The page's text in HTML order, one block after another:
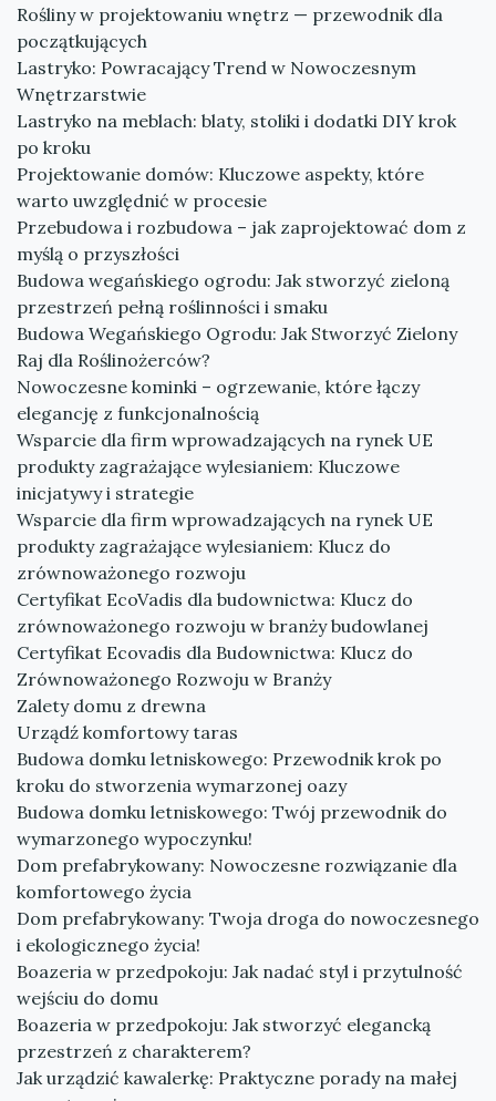
Rośliny w projektowaniu wnętrz — przewodnik dla
początkujących
Lastryko: Powracający Trend w Nowoczesnym
Wnętrzarstwie
Lastryko na meblach: blaty, stoliki i dodatki DIY krok
po kroku
Projektowanie domów: Kluczowe aspekty, które
warto uwzględnić w procesie
Przebudowa i rozbudowa – jak zaprojektować dom z
myślą o przyszłości
Budowa wegańskiego ogrodu: Jak stworzyć zieloną
przestrzeń pełną roślinności i smaku
Budowa Wegańskiego Ogrodu: Jak Stworzyć Zielony
Raj dla Roślinożerców?
Nowoczesne kominki – ogrzewanie, które łączy
elegancję z funkcjonalnością
Wsparcie dla firm wprowadzających na rynek UE
produkty zagrażające wylesianiem: Kluczowe
inicjatywy i strategie
Wsparcie dla firm wprowadzających na rynek UE
produkty zagrażające wylesianiem: Klucz do
zrównoważonego rozwoju
Certyfikat EcoVadis dla budownictwa: Klucz do
zrównoważonego rozwoju w branży budowlanej
Certyfikat Ecovadis dla Budownictwa: Klucz do
Zrównoważonego Rozwoju w Branży
Zalety domu z drewna
Urządź komfortowy taras
Budowa domku letniskowego: Przewodnik krok po
kroku do stworzenia wymarzonej oazy
Budowa domku letniskowego: Twój przewodnik do
wymarzonego wypoczynku!
Dom prefabrykowany: Nowoczesne rozwiązanie dla
komfortowego życia
Dom prefabrykowany: Twoja droga do nowoczesnego
i ekologicznego życia!
Boazeria w przedpokoju: Jak nadać styl i przytulność
wejściu do domu
Boazeria w przedpokoju: Jak stworzyć elegancką
przestrzeń z charakterem?
Jak urządzić kawalerkę: Praktyczne porady na małej